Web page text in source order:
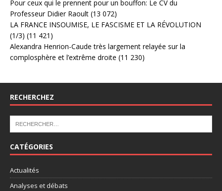
Pour ceux qui le prennent pour un bouffon: Le CV du
Professeur Didier Raoult (13 072)
LA FRANCE INSOUMISE, LE FASCISME ET LA RÉVOLUTION
(1/3) (11 421)
Alexandra Henrion-Caude très largement relayée sur la
complosphère et l’extrême droite (11 230)
RECHERCHEZ
CATÉGORIES
Actualités
Analyses et débats